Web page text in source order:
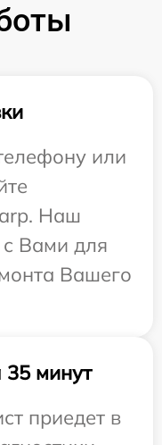
или
Наш
с Вами для
Вашего
минут
приедет в